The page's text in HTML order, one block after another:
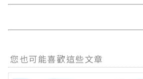
您也可能喜歡這些文章